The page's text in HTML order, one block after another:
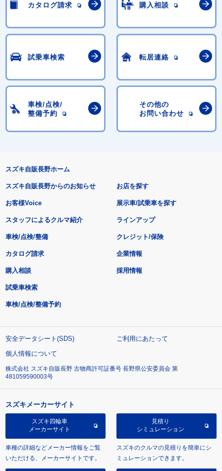
カタログ請求 購入相談
試乗車検索 転居連絡
車検/点検/
整備予約
その他の
お問い合わせ
スズキ自販長野ホーム
スズキ自販長野からのお知らせ
お客様Voice
スタッフによるクルマ紹介
お店を探す
展示車/試乗車を探す
ラインアップ
車検/点検/整備 クレジット/保険
カタログ請求
購入相談
試乗車検索
車検/点検/整備予約
企業情報
採用情報
安全データシート(SDS)
ご利用にあたって
個人情報について
株式会社 スズキ自販長野 古物商許可証番号 長野県公安委員会 第
481059590003号
スズキメーカーサイト
スズキ四輪車
メーカーサイト
車種の詳細などメーカー情報をご覧
いただける、メーカーサイトです。
見積り
シミュレーション
スズキのクルマの見積りを簡単にシ
ミュレーションできます。